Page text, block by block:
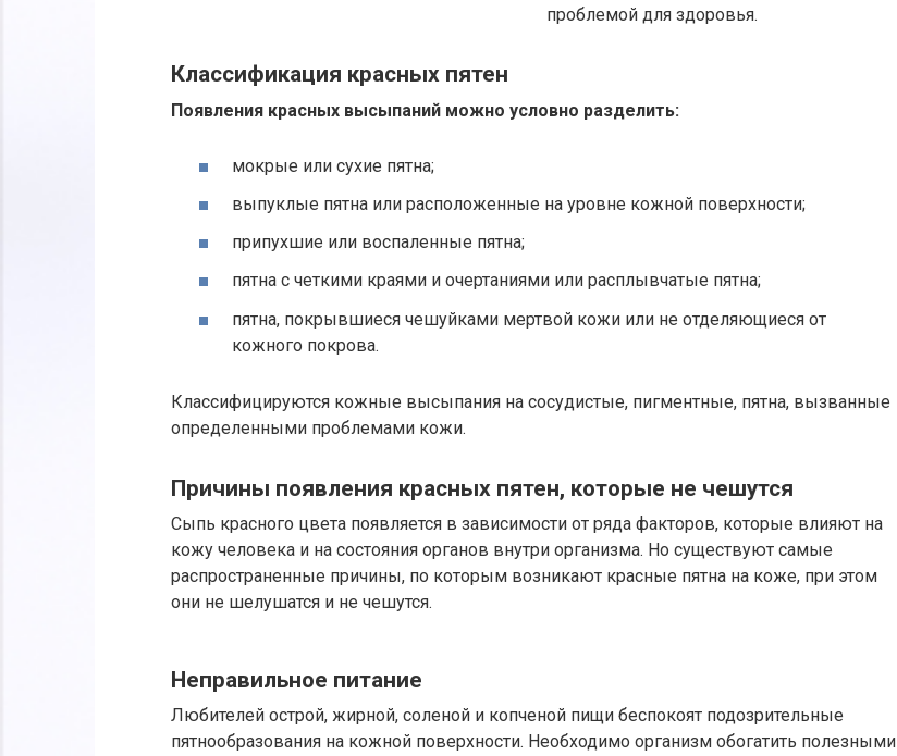
проблемой для здоровья.
Классификация красных пятен
Появления красных высыпаний можно условно разделить:
мокрые или сухие пятна;
выпуклые пятна или расположенные на уровне кожной поверхности;
припухшие или воспаленные пятна;
пятна с четкими краями и очертаниями или расплывчатые пятна;
пятна, покрывшиеся чешуйками мертвой кожи или не отделяющиеся от
кожного покрова.
Классифицируются кожные высыпания на сосудистые, пигментные, пятна, вызванные
определенными проблемами кожи.
Причины появления красных пятен, которые не чешутся
Сыпь красного цвета появляется в зависимости от ряда факторов, которые влияют на
кожу человека и на состояния органов внутри организма. Но существуют самые
распространенные причины, по которым возникают красные пятна на коже, при этом
они не шелушатся и не чешутся.
Неправильное питание
Любителей острой, жирной, соленой и копченой пищи беспокоят подозрительные
пятнообразования на кожной поверхности. Необходимо организм обогатить полезными